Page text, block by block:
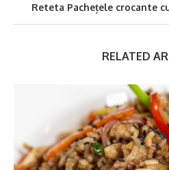
Reteta Pachețele crocante
RELATED